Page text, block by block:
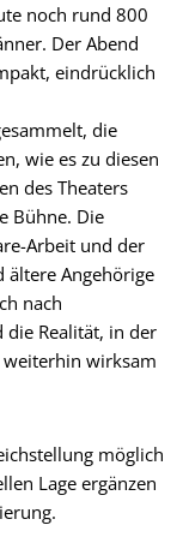
noch rund 800
Der Abend
eindrücklich
die
wie es zu diesen
des Theaters
Bühne. Die
Arbeit und der
ältere Angehörige
nach
die Realität, in der
wirksam
möglich
Lage ergänzen